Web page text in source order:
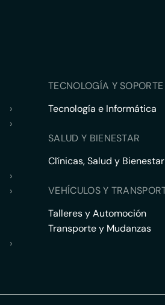
›
›
›
›
›
TECNOLOGÍA Y
Tecnología e Informática
SALUD Y BIENESTAR
Clínicas, Salud y Bienestar
VEHÍCULOS Y
Talleres y Automoción
Transporte y Mudanzas